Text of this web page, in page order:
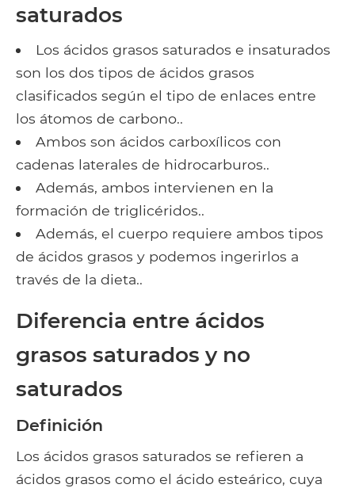
saturados
Los ácidos grasos saturados e insaturados
son los dos tipos de ácidos grasos
clasificados según el tipo de enlaces entre
los átomos de carbono..
Ambos son ácidos carboxílicos con
cadenas laterales de hidrocarburos..
Además, ambos intervienen en la
formación de triglicéridos..
Además, el cuerpo requiere ambos tipos
de ácidos grasos y podemos ingerirlos a
través de la dieta..
Diferencia entre ácidos
grasos saturados y no
saturados
Definición
Los ácidos grasos saturados se refieren a
ácidos grasos como el ácido esteárico, cuya